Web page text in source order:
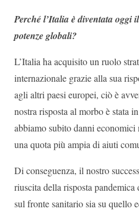
Perché l’Italia è diventata oggi
potenze globali?
L’Italia ha acquisito un ruolo
internazionale grazie alla sua
agli altri paesi europei, ciò è
nostra risposta al morbo è stata
abbiamo subito danni
una quota più ampia di aiuti
Di conseguenza, il nostro
riuscita della risposta
sul fronte sanitario sia su quello